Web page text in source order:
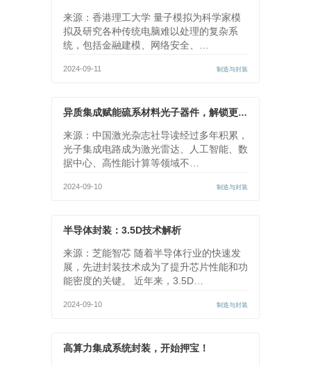
来源：香港理工大学 量子模拟为科学家模
拟及研究各种传统电脑难以处理的复杂系
统，包括金融建模、网络安全、…
2024-09-11 制造与封装
异质集成赋能硫系材料光子器件，解锁更多新可能
来源：中国激光杂志社导读经过多年积累，
光子集成电路成为激光雷达、人工智能、数
据中心、高性能计算等领域不…
2024-09-10 制造与封装
半导体封装：3.5D技术解析
来源：芝能智芯 随着半导体行业的快速发
展，先进封装技术成为了提升芯片性能和功
能密度的关键。 近年来，3.5D…
2024-09-10 制造与封装
高算力集成系统封装，开始押宝！